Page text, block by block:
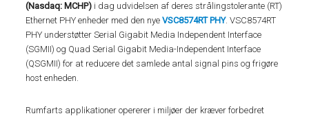
(Nasdaq: MCHP) i dag udvidelsen af deres strålingstolerante (RT)
Ethernet PHY enheder med den nyeVSC8574RT PHY. VSC8574RT
PHY understøtter Serial Gigabit Media Independent Interface
(SGMII) og Quad Serial Gigabit Media-Independent Interface
(QSGMII) for at reducere det samlede antal signal pins og frigøre
host enheden.
Rumfarts applikationer opererer i miljøer der kræver forbedret